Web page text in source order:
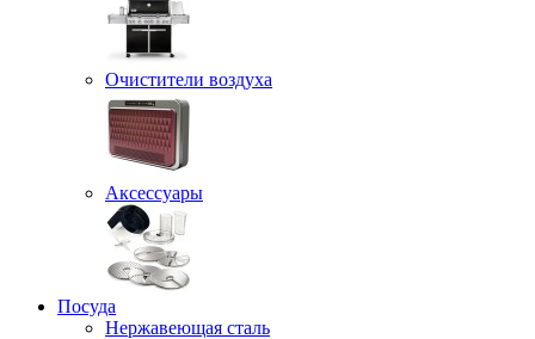
Очистители воздуха
Аксессуары
Посуда
Нержавеющая сталь